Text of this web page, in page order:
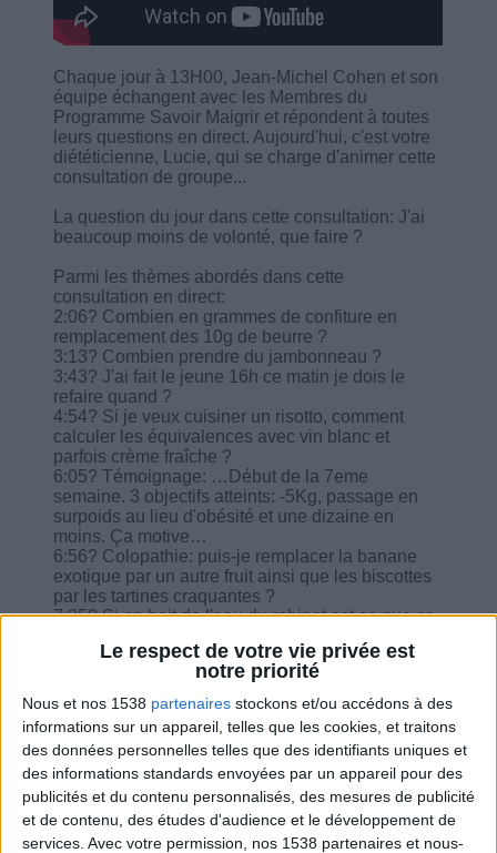
Le respect de votre vie privée est
notre priorité
Nous et nos 1538 partenaires stockons et/ou accédons à des
informations sur un appareil, telles que les cookies, et traitons
des données personnelles telles que des identifiants uniques et
des informations standards envoyées par un appareil pour des
publicités et du contenu personnalisés, des mesures de publicité
et de contenu, des études d'audience et le développement de
services. Avec votre permission, nos 1538 partenaires et nous-
Chaque jour à 13H00, Jean-Michel Cohen et son
équipe échangent avec les Membres du
Programme Savoir Maigrir et répondent à toutes
leurs questions en direct. Aujourd'hui, c'est votre
diététicienne, Lucie, qui se charge d'animer cette
consultation de groupe...
La question du jour dans cette consultation: J'ai
beaucoup moins de volonté, que faire ?
Parmi les thèmes abordés dans cette
consultation en direct:
2:06? Combien en grammes de confiture en
remplacement des 10g de beurre ?
3:13? Combien prendre du jambonneau ?
3:43? J'ai fait le jeune 16h ce matin je dois le
refaire quand ?
4:54? Si je veux cuisiner un risotto, comment
calculer les équivalences avec vin blanc et
parfois crème fraîche ?
6:05? Témoignage: …Début de la 7eme
semaine. 3 objectifs atteints: -5Kg, passage en
surpoids au lieu d'obésité et une dizaine en
moins. Ça motive…
6:56? Colopathie: puis-je remplacer la banane
exotique par un autre fruit ainsi que les biscottes
par les tartines craquantes ?
7:35? Si on boit de l'eau du robinet est ce que ça
10:37? Est-ce qu'il vaut mieux privilégier un
yaourt nature classique par rapport à un nature
velouté ?
11:27? Est-ce que je peux manger 1 galette
(dukan) son d'avoine blé et fromage blanc et 1
oeuf en rentrant le soir avant de manger ?
12:37? J'ai beaucoup moins de volonté que faire
?
15:18? Peut-on remplacer les faux sucres pour
les yaourts ?